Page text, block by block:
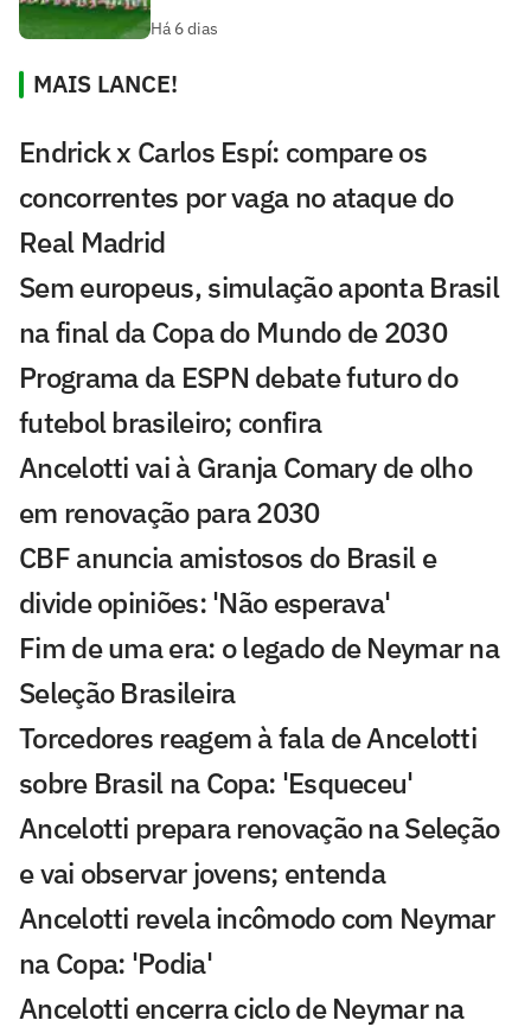
Há 6 dias
MAIS LANCE!
Endrick x Carlos Espí: compare os
concorrentes por vaga no ataque do
Real Madrid
Sem europeus, simulação aponta Brasil
na final da Copa do Mundo de 2030
Programa da ESPN debate futuro do
futebol brasileiro; confira
Ancelotti vai à Granja Comary de olho
em renovação para 2030
CBF anuncia amistosos do Brasil e
divide opiniões: 'Não esperava'
Fim de uma era: o legado de Neymar na
Seleção Brasileira
Torcedores reagem à fala de Ancelotti
sobre Brasil na Copa: 'Esqueceu'
Ancelotti prepara renovação na Seleção
e vai observar jovens; entenda
Ancelotti revela incômodo com Neymar
na Copa: 'Podia'
Ancelotti encerra ciclo de Neymar na